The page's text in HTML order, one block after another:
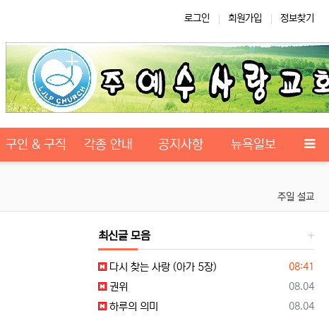
로그인 회원가입 정보찾기
구인 & 구직 각종 안내 공지사항 뉴욕일보
주일 설교
최신글 모음
등록일
08:41
다시 찾는 사랑 (아가 5장)
등록일
08.04
권위
등록일
08.04
하루의 의미